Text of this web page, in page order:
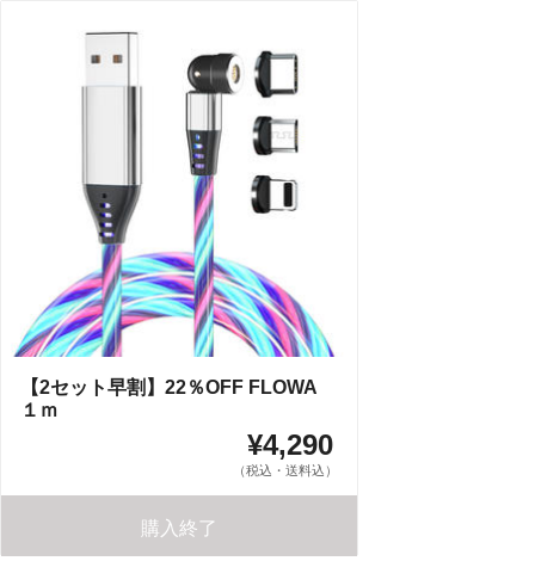
【2セット早割】22％OFF FLOWA
１ｍ
¥4,290
（税込・送料込）
購入終了